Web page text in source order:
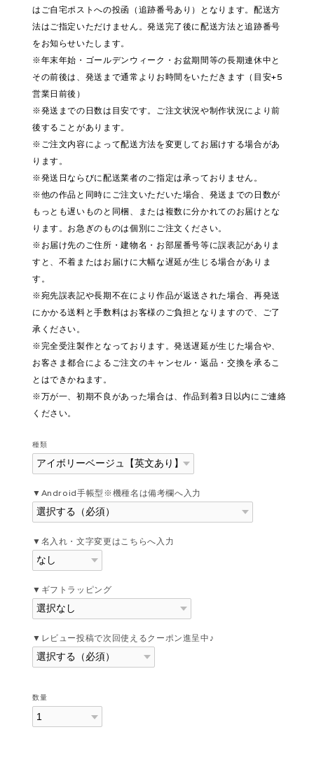
はご自宅ポストへの投函（追跡番号あり）となります。配送方
法はご指定いただけません。発送完了後に配送方法と追跡番号
をお知らせいたします。
※年末年始・ゴールデンウィーク・お盆期間等の長期連休中と
その前後は、発送まで通常よりお時間をいただきます（目安+5
営業日前後）
※発送までの日数は目安です。ご注文状況や制作状況により前
後することがあります。
※ご注文内容によって配送方法を変更してお届けする場合があ
ります。
※発送日ならびに配送業者のご指定は承っておりません。
※他の作品と同時にご注文いただいた場合、発送までの日数が
もっとも遅いものと同梱、または複数に分かれてのお届けとな
ります。お急ぎのものは個別にご注文ください。
※お届け先のご住所・建物名・お部屋番号等に誤表記がありま
すと、不着またはお届けに大幅な遅延が生じる場合がありま
す。
※宛先誤表記や長期不在により作品が返送された場合、再発送
にかかる送料と手数料はお客様のご負担となりますので、ご了
承ください。
※完全受注製作となっております。発送遅延が生じた場合や、
お客さま都合によるご注文のキャンセル・返品・交換を承るこ
とはできかねます。
※万が一、初期不良があった場合は、作品到着3日以内にご連絡
ください。
種類
▼Android手帳型※機種名は備考欄へ入力
▼名入れ・文字変更はこちらへ入力
▼ギフトラッピング
▼レビュー投稿で次回使えるクーポン進呈中♪
数量